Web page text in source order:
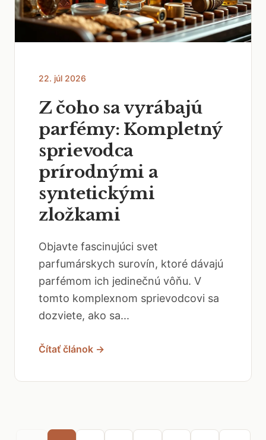
22. júl 2026
Z čoho sa vyrábajú
parfémy: Kompletný
sprievodca
prírodnými a
syntetickými
zložkami
Objavte fascinujúci svet
parfumárskych surovín, ktoré dávajú
parfémom ich jedinečnú vôňu. V
tomto komplexnom sprievodcovi sa
dozviete, ako sa...
Čítať článok →